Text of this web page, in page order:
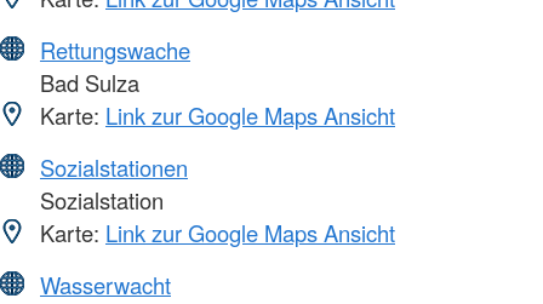
Rettungswache
Bad Sulza
Karte: Link zur Google Maps Ansicht
Sozialstationen
Sozialstation
Karte: Link zur Google Maps Ansicht
Wasserwacht